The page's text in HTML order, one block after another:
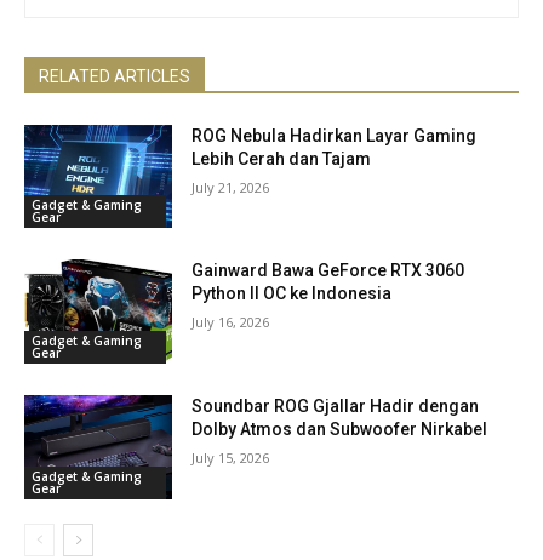
RELATED ARTICLES
Gadget & Gaming
Gear
ROG Nebula Hadirkan Layar Gaming
Lebih Cerah dan Tajam
July 21, 2026
Gadget & Gaming
Gear
Gainward Bawa GeForce RTX 3060
Python II OC ke Indonesia
July 16, 2026
Gadget & Gaming
Gear
Soundbar ROG Gjallar Hadir dengan
Dolby Atmos dan Subwoofer Nirkabel
July 15, 2026